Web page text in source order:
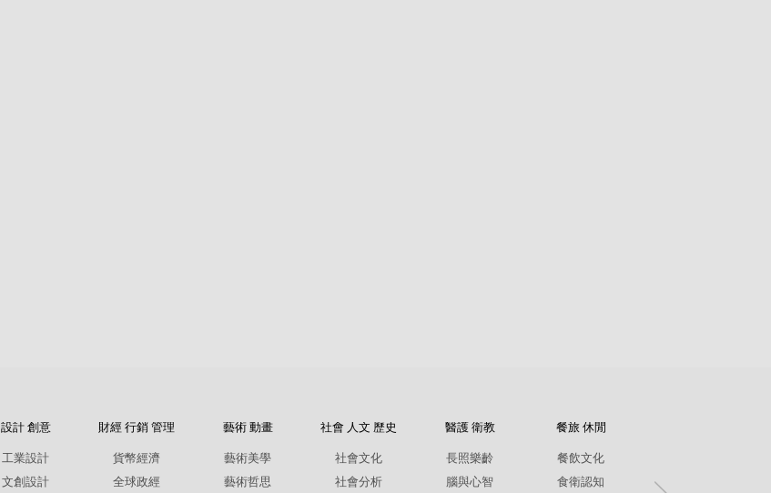
設計 創意
工業設計
文創設計
財經 行銷 管理
貨幣經濟
全球政經
藝術 動畫
藝術美學
藝術哲思
社會 人文 歷史
社會文化
社會分析
醫護 衛教
長照樂齡
腦與心智
餐旅 休閒
餐飲文化
食衛認知